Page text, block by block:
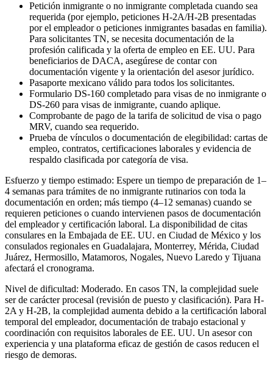
Petición inmigrante o no inmigrante completada cuando sea
requerida (por ejemplo, peticiones H-2A/H-2B presentadas
por el empleador o peticiones inmigrantes basadas en familia).
Para solicitantes TN, se necesita documentación de la
profesión calificada y la oferta de empleo en EE. UU. Para
beneficiarios de DACA, asegúrese de contar con
documentación vigente y la orientación del asesor jurídico.
Pasaporte mexicano válido para todos los solicitantes.
Formulario DS-160 completado para visas de no inmigrante o
DS-260 para visas de inmigrante, cuando aplique.
Comprobante de pago de la tarifa de solicitud de visa o pago
MRV, cuando sea requerido.
Prueba de vínculos o documentación de elegibilidad: cartas de
empleo, contratos, certificaciones laborales y evidencia de
respaldo clasificada por categoría de visa.
Esfuerzo y tiempo estimado: Espere un tiempo de preparación de 1–
4 semanas para trámites de no inmigrante rutinarios con toda la
documentación en orden; más tiempo (4–12 semanas) cuando se
requieren peticiones o cuando intervienen pasos de documentación
del empleador y certificación laboral. La disponibilidad de citas
consulares en la Embajada de EE. UU. en Ciudad de México y los
consulados regionales en Guadalajara, Monterrey, Mérida, Ciudad
Juárez, Hermosillo, Matamoros, Nogales, Nuevo Laredo y Tijuana
afectará el cronograma.
Nivel de dificultad: Moderado. En casos TN, la complejidad suele
ser de carácter procesal (revisión de puesto y clasificación). Para H-
2A y H-2B, la complejidad aumenta debido a la certificación laboral
temporal del empleador, documentación de trabajo estacional y
coordinación con requisitos laborales de EE. UU. Un asesor con
experiencia y una plataforma eficaz de gestión de casos reducen el
riesgo de demoras.